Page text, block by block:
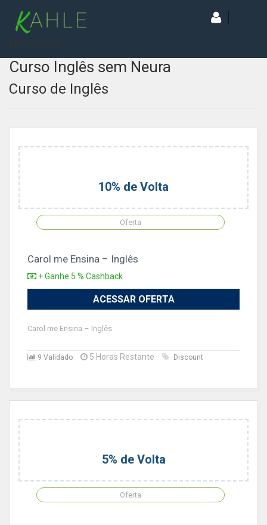
Curso Inglês sem Neura
Curso de Inglês
10% de Volta
Oferta
Carol me Ensina – Inglês
+ Ganhe 5 % Cashback
ACESSAR OFERTA
Carol me Ensina – Inglês
9 Validado 5 Horas Restante Discount
5% de Volta
Oferta